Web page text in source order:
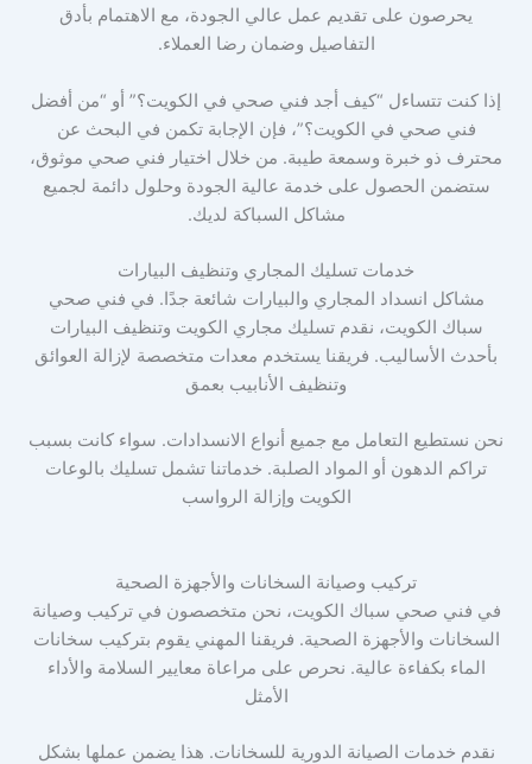
يحرصون على تقديم عمل عالي الجودة، مع الاهتمام بأدق
التفاصيل وضمان رضا العملاء.
إذا كنت تتساءل “كيف أجد فني صحي في الكويت؟” أو “من أفضل
فني صحي في الكويت؟”، فإن الإجابة تكمن في البحث عن
محترف ذو خبرة وسمعة طيبة. من خلال اختيار فني صحي موثوق،
ستضمن الحصول على خدمة عالية الجودة وحلول دائمة لجميع
مشاكل السباكة لديك.
خدمات تسليك المجاري وتنظيف البيارات
مشاكل انسداد المجاري والبيارات شائعة جدًا. في فني صحي
سباك الكويت، نقدم تسليك مجاري الكويت وتنظيف البيارات
بأحدث الأساليب. فريقنا يستخدم معدات متخصصة لإزالة العوائق
وتنظيف الأنابيب بعمق
نحن نستطيع التعامل مع جميع أنواع الانسدادات. سواء كانت بسبب
تراكم الدهون أو المواد الصلبة. خدماتنا تشمل تسليك بالوعات
الكويت وإزالة الرواسب
تركيب وصيانة السخانات والأجهزة الصحية
في فني صحي سباك الكويت، نحن متخصصون في تركيب وصيانة
السخانات والأجهزة الصحية. فريقنا المهني يقوم بتركيب سخانات
الماء بكفاءة عالية. نحرص على مراعاة معايير السلامة والأداء
الأمثل
نقدم خدمات الصيانة الدورية للسخانات. هذا يضمن عملها بشكل